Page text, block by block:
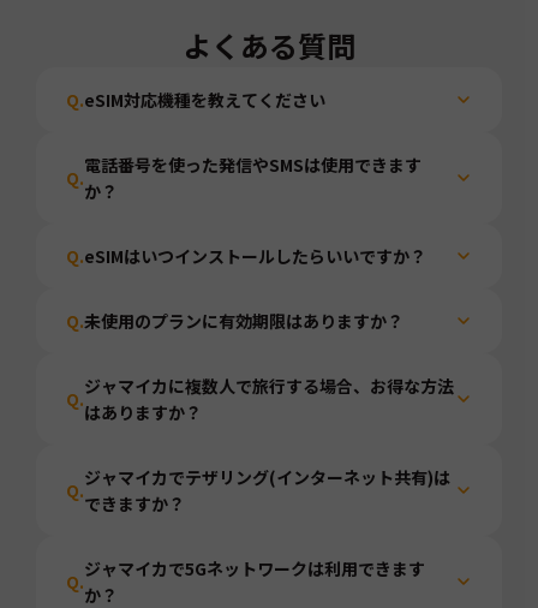
よくある質問
Q.eSIM対応機種を教えてください
Q.
電話番号を使った発信やSMSは使用できます
か？
Q.eSIMはいつインストールしたらいいですか？
Q.未使用のプランに有効期限はありますか？
Q.
ジャマイカに複数人で旅行する場合、お得な方法
はありますか？
Q.
ジャマイカでテザリング(インターネット共有)は
できますか？
Q.
ジャマイカで5Gネットワークは利用できます
か？